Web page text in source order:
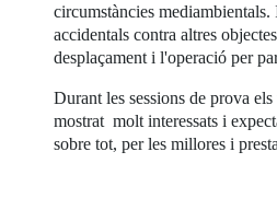
circumstàncies mediambientals.
accidentals contra altres
desplaçament i l'operació per
Durant les sessions de prova
mostrat molt interessats i
sobre tot, per les millores i